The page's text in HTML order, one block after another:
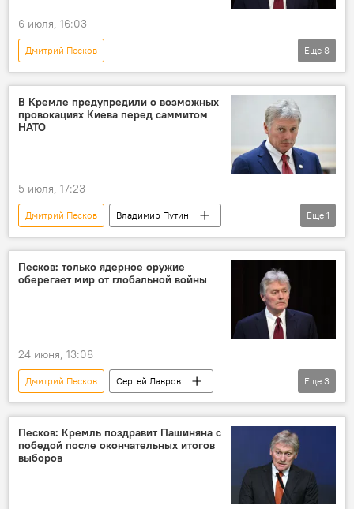
6 июля, 16:03
Дмитрий Песков
Спецоперация России по защите Донбасса
США
Россия
Дональд Трамп
Президент США Дональд Трамп
Пресс-секретарь президента РФ Дмитрий Песков
вице-президент США Джей Ди Вэнс
Еще 8
В Кремле предупредили о возможных
провокациях Киева перед саммитом
НАТО
5 июля, 17:23
Дмитрий Песков
Владимир Путин
Украина
Саммит НАТО
Еще 1
Песков: только ядерное оружие
оберегает мир от глобальной войны
24 июня, 13:08
Дмитрий Песков
Сергей Лавров
Владимир Путин
ядерное оружие
Ядерная угроза
Еще 3
Песков: Кремль поздравит Пашиняна с
победой после окончательных итогов
выборов